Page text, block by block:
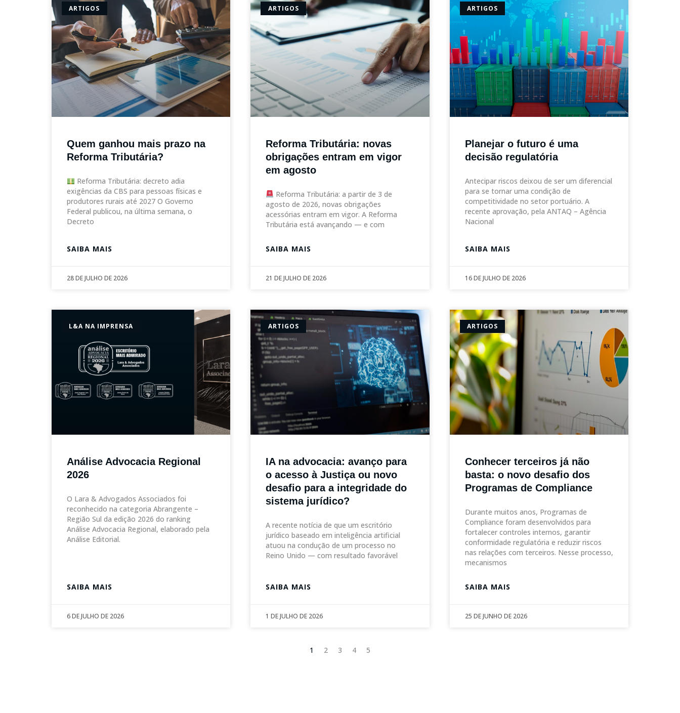
ARTIGOS
Quem ganhou mais prazo na
Reforma Tributária?
Reforma Tributária: decreto adia
exigências da CBS para pessoas físicas e
produtores rurais até 2027 O Governo
Federal publicou, na última semana, o
Decreto
SAIBA MAIS
28 DE JULHO DE 2026
ARTIGOS
Reforma Tributária: novas
obrigações entram em vigor
em agosto
Reforma Tributária: a partir de 3 de
agosto de 2026, novas obrigações
acessórias entram em vigor. A Reforma
Tributária está avançando — e com
SAIBA MAIS
21 DE JULHO DE 2026
ARTIGOS
Planejar o futuro é uma
decisão regulatória
Antecipar riscos deixou de ser um diferencial
para se tornar uma condição de
competitividade no setor portuário. A
recente aprovação, pela ANTAQ – Agência
Nacional
SAIBA MAIS
16 DE JULHO DE 2026
L&A NA IMPRENSA
Análise Advocacia Regional
2026
O Lara & Advogados Associados foi
reconhecido na categoria Abrangente –
Região Sul da edição 2026 do ranking
Análise Advocacia Regional, elaborado pela
Análise Editorial.
SAIBA MAIS
6 DE JULHO DE 2026
ARTIGOS
IA na advocacia: avanço para
o acesso à Justiça ou novo
desafio para a integridade do
sistema jurídico?
A recente notícia de que um escritório
jurídico baseado em inteligência artificial
atuou na condução de um processo no
Reino Unido — com resultado favorável
SAIBA MAIS
1 DE JULHO DE 2026
ARTIGOS
Conhecer terceiros já não
basta: o novo desafio dos
Programas de Compliance
Durante muitos anos, Programas de
Compliance foram desenvolvidos para
fortalecer controles internos, garantir
conformidade regulatória e reduzir riscos
nas relações com terceiros. Nesse processo,
mecanismos
SAIBA MAIS
25 DE JUNHO DE 2026
1 2 3 4 5